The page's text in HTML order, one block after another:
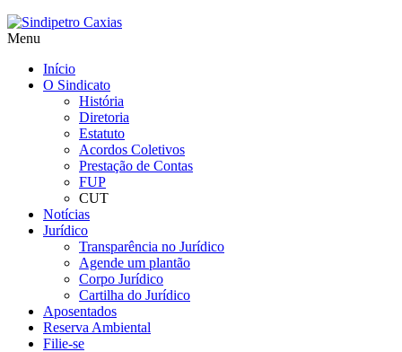
Menu
Início
O Sindicato
História
Diretoria
Estatuto
Acordos Coletivos
Prestação de Contas
FUP
CUT
Notícias
Jurídico
Transparência no Jurídico
Agende um plantão
Corpo Jurídico
Cartilha do Jurídico
Aposentados
Reserva Ambiental
Filie-se